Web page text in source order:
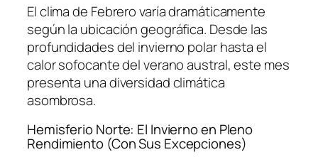
El clima de Febrero varía dramáticamente
según la ubicación geográfica. Desde las
profundidades del invierno polar hasta el
calor sofocante del verano austral, este mes
presenta una diversidad climática
asombrosa.
Hemisferio Norte: El Invierno en Pleno
Rendimiento (Con Sus Excepciones)